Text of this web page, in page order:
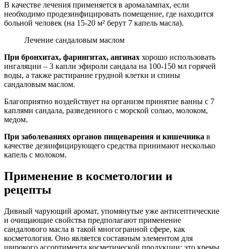
В качестве лечения применяется в аромалампах, если
необходимо продезинфицировать помещение, где находится
больной человек (на 15-20 м² берут 7 капель масла).
Лечение сандаловым маслом
При бронхитах, фарингитах, ангинах хорошо использовать
ингаляции – 3 капли эфироли сандала на 100-150 мл горячей
воды, а также растирание грудной клетки и спины
сандаловым маслом.
Благоприятно воздействует на организм принятие ванны с 7
каплями сандала, разведенного с морской солью, молоком,
медом.
При заболеваниях органов пищеварения и кишечника в
качестве дезинфицирующего средства принимают несколько
капель с молоком.
Применение в косметологии и
рецепты
Дивный чарующий аромат, упомянутые уже антисептические
и очищающие свойства предполагают применение
сандалового масла в такой многогранной сфере, как
косметология. Оно является составным элементом для
широкого ассортимента косметической продукции: это кремы